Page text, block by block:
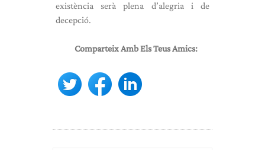
existència serà plena d’alegria i de
decepció.
Comparteix Amb Els Teus Amics: